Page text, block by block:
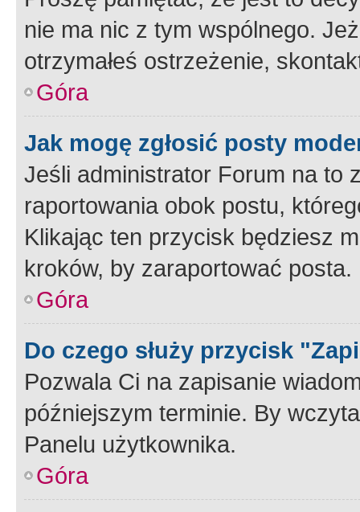
nie ma nic z tym wspólnego.
otrzymałeś ostrzeżenie,
Góra
Jak mogę zgłosić posty
Jeśli administrator Forum na to
raportowania obok postu,
Klikając ten przycisk będziesz
kroków, by zaraportować posta.
Góra
Do czego służy przycisk
Pozwala Ci na zapisanie
późniejszym terminie. By
Panelu użytkownika.
Góra